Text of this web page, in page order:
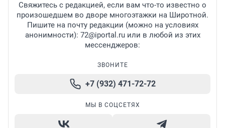
Свяжитесь с редакцией, если вам что-то известно о
произошедшем во дворе многоэтажки на Широтной.
Пишите на почту редакции (можно на условиях
анонимности): 72@iportal.ru или в любой из этих
мессенджеров:
ЗВОНИТЕ
+7 (932) 471-72-72
МЫ В СОЦСЕТЯХ